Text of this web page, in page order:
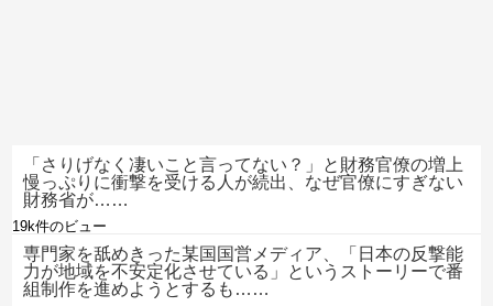
「さりげなく凄いこと言ってない？」と財務官僚の増上
慢っぷりに衝撃を受ける人が続出、なぜ官僚にすぎない
財務省が……
19k件のビュー
専門家を舐めきった某国国営メディア、「日本の反撃能
力が地域を不安定化させている」というストーリーで番
組制作を進めようとするも……